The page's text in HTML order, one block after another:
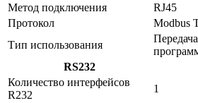
Метод подключения
RJ45
Протокол
Modbus
Тип использования
RS232
Количество интерфейсов
R232
1